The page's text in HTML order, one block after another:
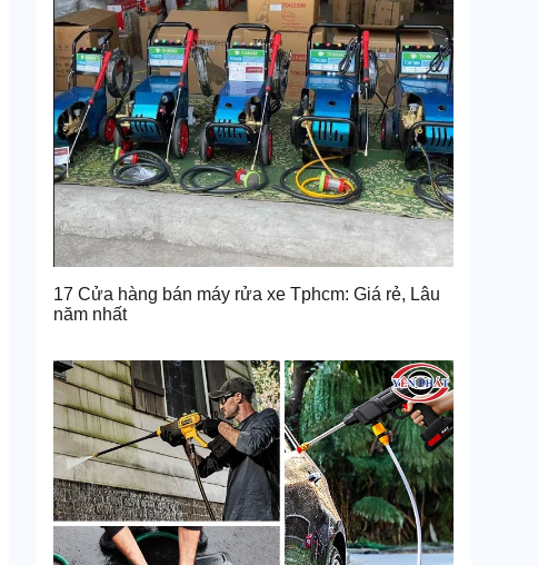
17 Cửa hàng bán máy rửa xe Tphcm: Giá rẻ, Lâu
năm nhất